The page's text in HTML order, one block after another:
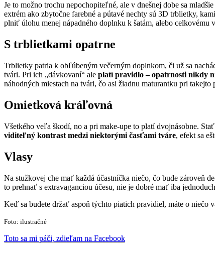
Je to možno trochu nepochopiteľné, ale v dnešnej dobe sa
extrém ako zbytočne farebné a pútavé nechty sú 3D trblietky,
plniť úlohu menej nápadného doplnku k šatám, alebo celkovému
S trblietkami opatrne
Trblietky patria k obľúbeným večerným doplnkom, či už sa
tvári. Pri ich „dávkovaní“ ale platí pravidlo – opatrnosti nikdy
náhodných miestach na tvári, čo asi žiadnu maturantku pri
Omietková kráľovná
Všetkého veľa škodí, no a pri make-upe to platí dvojnásobne.
viditeľný kontrast medzi niektorými časťami tváre, efekt sa
Vlasy
Na stužkovej che mať každá účastníčka niečo, čo bude zároveň
to prehnať s extravaganciou účesu, nie je dobré mať iba
Keď sa budete držať aspoň týchto piatich pravidiel, máte o niečo
Foto: ilustračné
Toto sa mi páči, zdieľam na Facebook